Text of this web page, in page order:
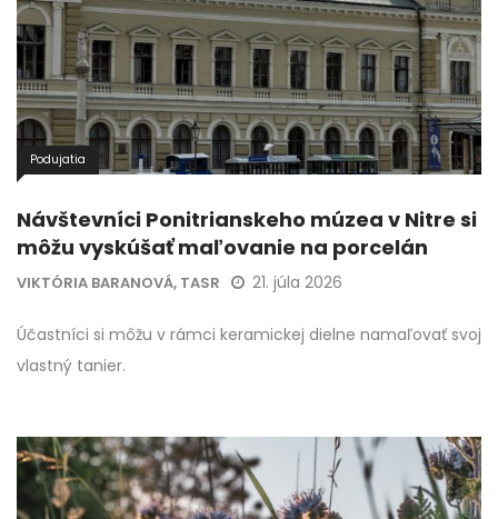
Podujatia
Návštevníci Ponitrianskeho múzea v Nitre si
môžu vyskúšať maľovanie na porcelán
VIKTÓRIA BARANOVÁ, TASR 21. júla 2026
Účastníci si môžu v rámci keramickej dielne namaľovať svoj
vlastný tanier.